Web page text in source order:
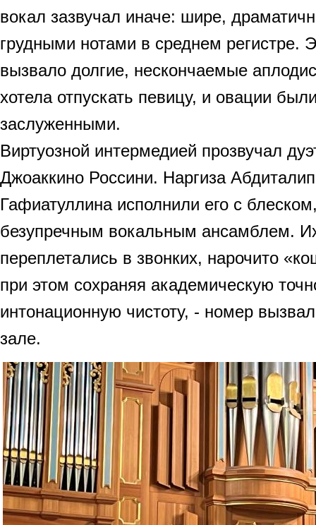
вокал зазвучал иначе: шире,
грудными нотами в среднем регистре.
вызвало долгие, нескончаемые
хотела отпускать певицу, и овации
заслуженными.
Виртуозной интермедией прозвучал
Джоаккино Россини. Наргиза
Гафиатуллина исполнили его с
безупречным вокальным ансамблем.
переплетались в звонких, нарочито
при этом сохраняя академическую
интонационную чистоту, - номер
зале.